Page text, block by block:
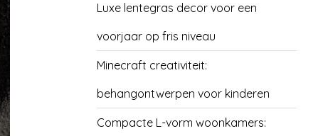
Luxe lentegras decor voor een
voorjaar op fris niveau
Minecraft creativiteit:
behangontwerpen voor kinderen
Compacte L-vorm woonkamers: